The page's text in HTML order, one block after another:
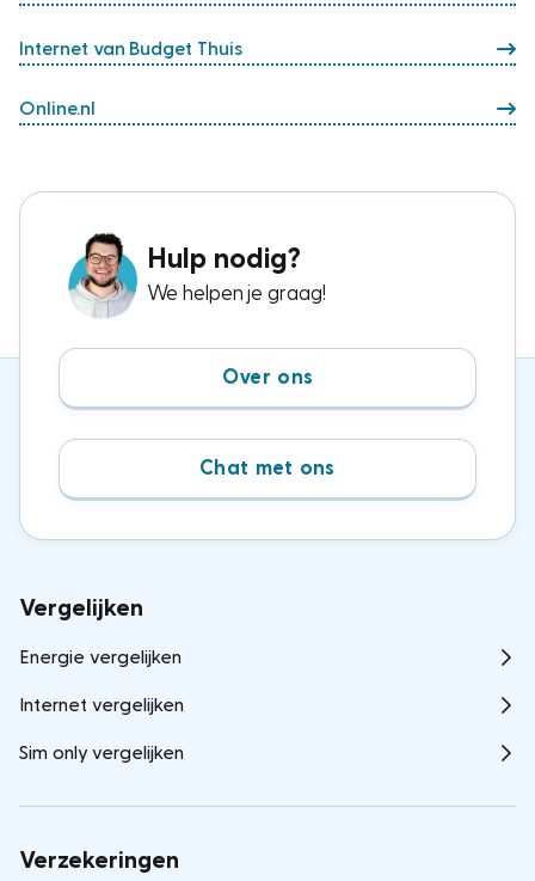
Internet van Budget Thuis
Online.nl
Hulp nodig?
We helpen je graag!
Over ons
Chat met ons
Vergelijken
Energie vergelijken
Internet vergelijken
Sim only vergelijken
Verzekeringen